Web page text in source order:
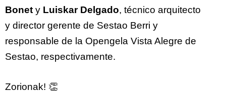
Bonet y Luiskar Delgado, técnico arquitecto
y director gerente de Sestao Berri y
responsable de la Opengela Vista Alegre de
Sestao, respectivamente.
Zorionak! 👏